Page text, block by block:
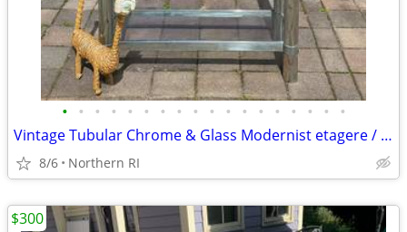
• • • • • • • • • • • • • • • • • •
Vintage Tubular Chrome & Glass Modernist etagere / shelf A175
8/6 Northern RI
$300